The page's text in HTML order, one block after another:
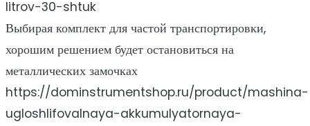
litrov-30-shtuk
Выбирая комплект для частой транспортировки,
хорошим решением будет остановиться на
металлических замочках
https://dominstrumentshop.ru/product/mashina-
ugloshlifovalnaya-akkumulyatornaya-